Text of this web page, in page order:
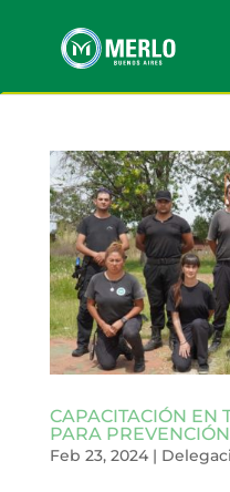
CAPACITACIÓN EN
PARA
Feb 23, 2024|